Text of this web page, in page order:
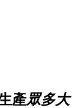
產眾多大